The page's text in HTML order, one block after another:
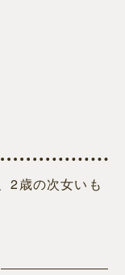
2歳の次女いも